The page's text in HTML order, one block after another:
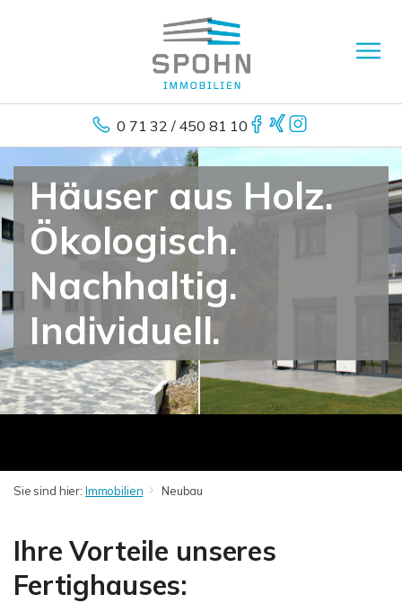
0 71 32 / 450 81 10
Häuser aus Holz.
Ökologisch.
Nachhaltig.
Individuell.
Sie sind hier: Immobilien Neubau
Ihre Vorteile unseres
Fertighauses: